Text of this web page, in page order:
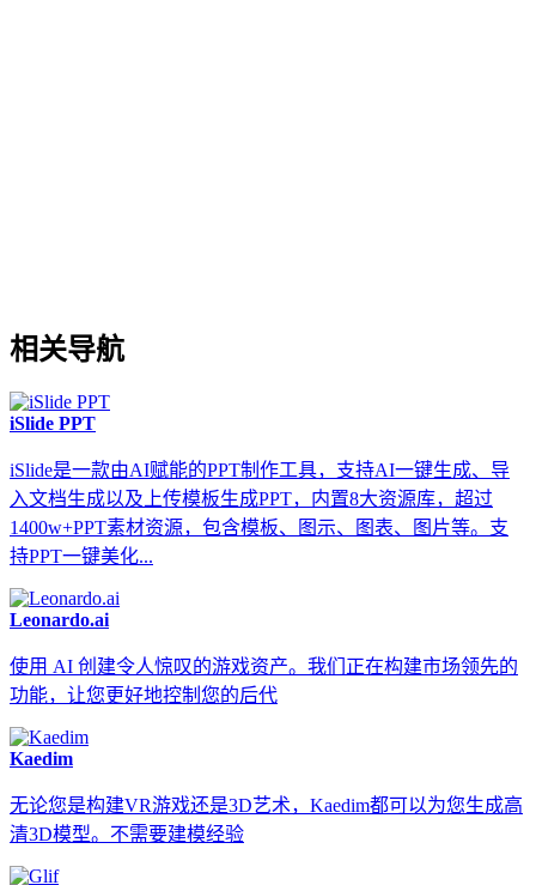
相关导航
iSlide PPT
iSlide是一款由AI赋能的PPT制作工具，支持AI一键生成、导
入文档生成以及上传模板生成PPT，内置8大资源库，超过
1400w+PPT素材资源，包含模板、图示、图表、图片等。支
持PPT一键美化...
Leonardo.ai
使用 AI 创建令人惊叹的游戏资产。我们正在构建市场领先的
功能，让您更好地控制您的后代
Kaedim
无论您是构建VR游戏还是3D艺术，Kaedim都可以为您生成高
清3D模型。不需要建模经验